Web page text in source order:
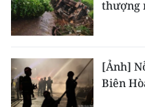
thượng
[Ảnh]
Biên